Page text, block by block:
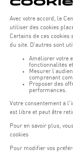
Aqua-
Aqua Fit
Aqua circuit
Aqua Jogging
Aqua Jump
Aqua Biking
Schwimmkurse